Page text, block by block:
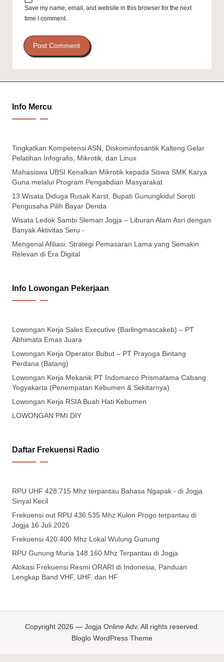
Save my name, email, and website in this browser for the next
time I comment.
Info Mercu
Tingkatkan Kompetensi ASN, Diskominfosantik Kalteng Gelar
Pelatihan Infografis, Mikrotik, dan Linux
Mahasiswa UBSI Kenalkan Mikrotik kepada Siswa SMK Karya
Guna melalui Program Pengabdian Masyarakat
13 Wisata Diduga Rusak Karst, Bupati Gunungkidul Soroti
Pengusaha Pilih Bayar Denda
Wisata Ledok Sambi Sleman Jogja – Liburan Alam Asri dengan
Banyak Aktivitas Seru -
Mengenal Afiliasi: Strategi Pemasaran Lama yang Semakin
Relevan di Era Digital
Info Lowongan Pekerjaan
Lowongan Kerja Sales Executive (Barlingmascakeb) – PT
Abhimata Emas Juara
Lowongan Kerja Operator Bubut – PT Prayoga Bintang
Perdana (Batang)
Lowongan Kerja Mekanik PT Indomarco Prismatama Cabang
Yogyakarta (Penempatan Kebumen & Sekitarnya)
Lowongan Kerja RSIA Buah Hati Kebumen
LOWONGAN PMI DIY
Daftar Frekuensi Radio
RPU UHF 428.715 Mhz terpantau Bahasa Ngapak - di Jogja
Sinyal Kecil
Frekuensi out RPU 436.535 Mhz Kulon Progo terpantau di
Jogja 16 Juli 2026
Frekuensi 420.400 Mhz Lokal Wulung Gunung
RPU Gunung Muria 148.160 Mhz Terpantau di Jogja
Alokasi Frekuensi Resmi ORARI di Indonesia, Panduan
Lengkap Band VHF, UHF, dan HF
Copyright 2026 — Jogja Online Adv. All rights reserved.
Bloglo WordPress Theme